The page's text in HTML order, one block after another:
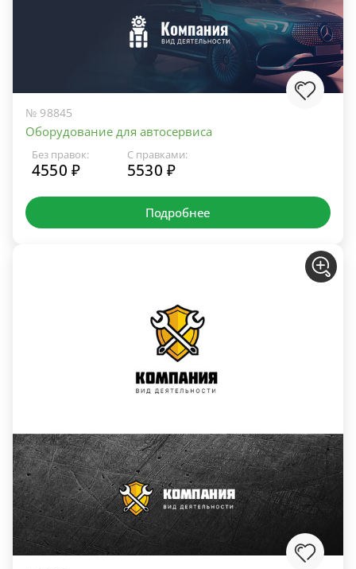
№ 98845
Оборудование для автосервиса
Без правок:
4550 ₽
С правками:
5530 ₽
Подробнее